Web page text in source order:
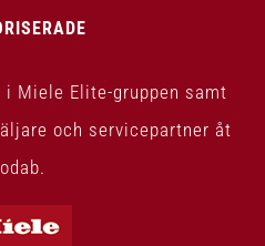
Miele Elite-gruppen samt
och servicepartner åt